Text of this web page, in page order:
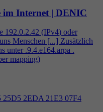
Internet | DENIC
192.0.2.42 (IPv4) oder
Menschen [...] Zusätzlich
unter .9.4.e164.arpa .
mapping)
2EDA 21E3 07F4